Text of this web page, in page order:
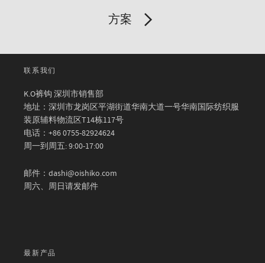
方案
联系我们
K.O裤钩 深圳市销售部
地址：深圳市龙岗区平湖街道华南大道一号华南国际纺织服
装原辅料物流区T14栋117号
电话：+86 0755-82924624
周一到周五: 9:00-17:00
邮件：dashi@oishiko.com
周六、周日请发邮件
最新产品